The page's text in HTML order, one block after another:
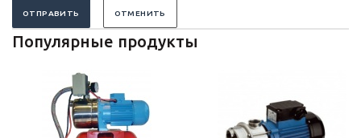
ОТПРАВИТЬ ОТМЕНИТЬ
Популярные продукты